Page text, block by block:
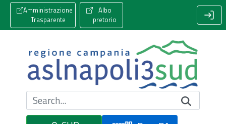
Amministrazione
Trasparente
Albo
pretorio
Cerca nel sito